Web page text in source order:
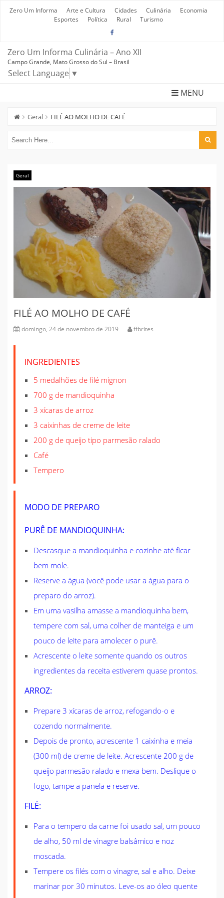
Zero Um Informa Arte e Cultura Cidades Culinária
Economia
Esportes
Política Rural Turismo
Zero Um Informa Culinária – Ano XII
Campo Grande, Mato Grosso do Sul – Brasil
Select Language ▼
MENU
Geral FILÉ AO MOLHO DE CAFÉ
Geral
FILÉ AO MOLHO DE CAFÉ
domingo, 24 de novembro de 2019 ffbrites
INGREDIENTES
5 medalhões de filé mignon
700 g de mandioquinha
3 xícaras de arroz
3 caixinhas de creme de leite
200 g de queijo tipo parmesão ralado
Café
Tempero
MODO DE PREPARO
PURÊ DE MANDIOQUINHA:
Descasque a mandioquinha e cozinhe até ficar
bem mole.
Reserve a água (você pode usar a água para o
preparo do arroz).
Em uma vasilha amasse a mandioquinha bem,
tempere com sal, uma colher de manteiga e um
pouco de leite para amolecer o purê.
Acrescente o leite somente quando os outros
ingredientes da receita estiverem quase prontos.
ARROZ:
Prepare 3 xícaras de arroz, refogando-o e
cozendo normalmente.
Depois de pronto, acrescente 1 caixinha e meia
(300 ml) de creme de leite. Acrescente 200 g de
queijo parmesão ralado e mexa bem. Deslique o
fogo, tampe a panela e reserve.
FILÉ:
Para o tempero da carne foi usado sal, um pouco
de alho, 50 ml de vinagre balsâmico e noz
moscada.
Tempere os filés com o vinagre, sal e alho. Deixe
marinar por 30 minutos. Leve-os ao óleo quente